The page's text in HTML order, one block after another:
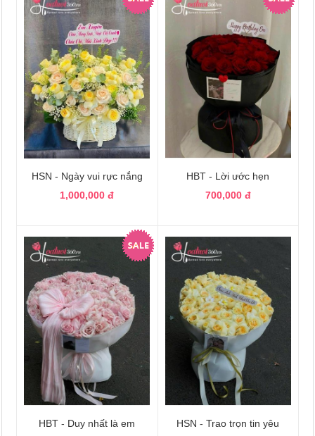
HSN - Ngày vui rực nắng
1,000,000 đ
HBT - Lời ước hẹn
700,000 đ
HBT - Duy nhất là em
HSN - Trao trọn tin yêu